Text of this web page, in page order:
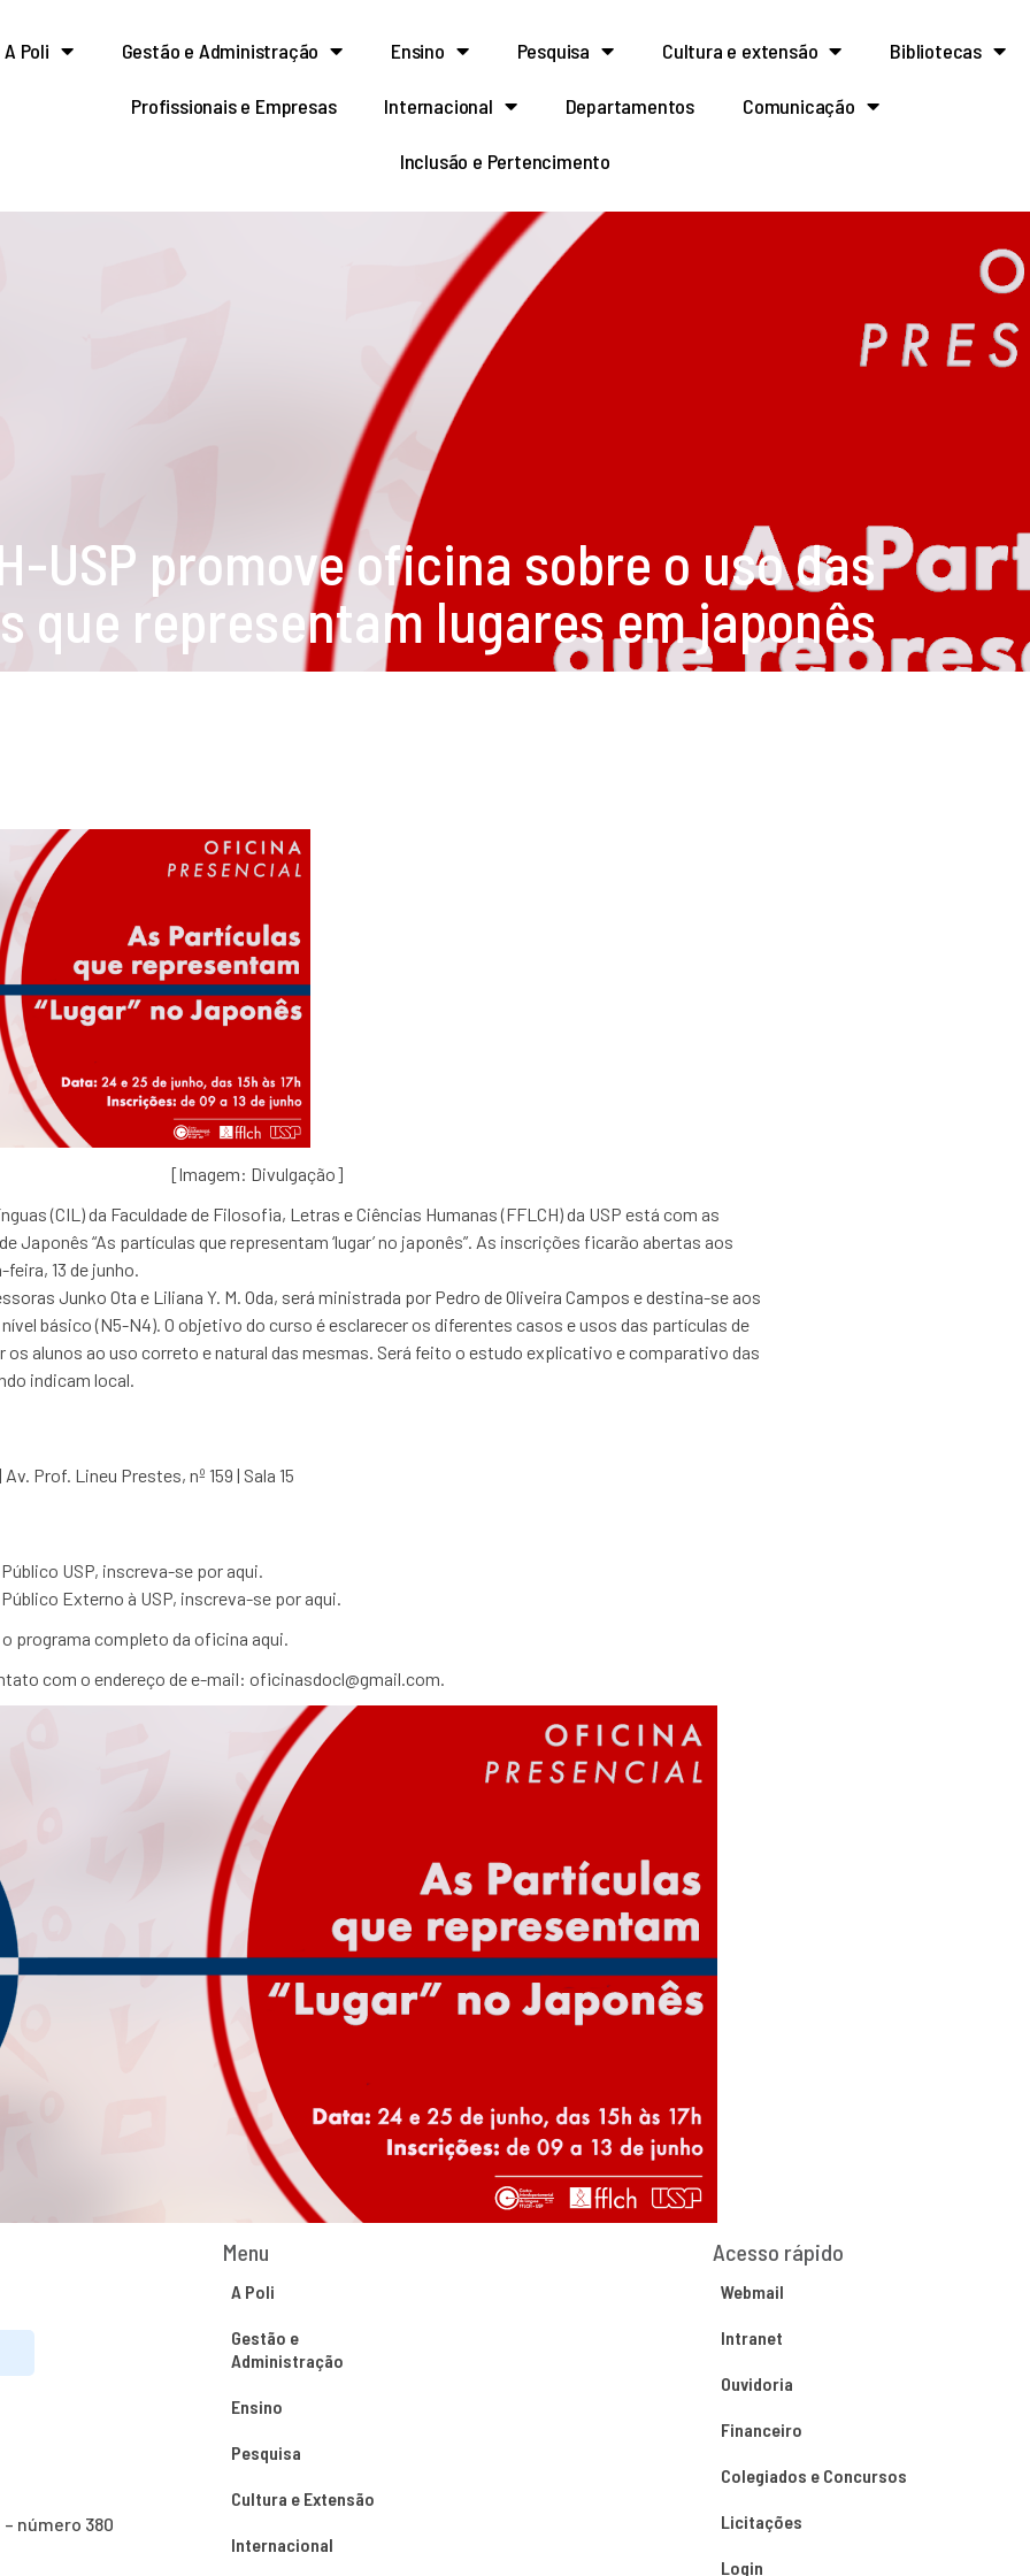
A Poli Gestão e Administração Ensino Pesquisa Cultura e extensão Bibliotecas
Profissionais e Empresas Internacional Departamentos Comunicação
Inclusão e Pertencimento
USP promove oficina sobre o uso das
que representam lugares em japonês
[Imagem: Divulgação]
(CIL) da Faculdade de Filosofia, Letras e Ciências Humanas (FFLCH) da USP está com as
Japonês “As partículas que representam ‘lugar’ no japonês”. As inscrições ficarão abertas aos
13 de junho.
Junko Ota e Liliana Y. M. Oda, será ministrada por Pedro de Oliveira Campos e destina-se aos
básico (N5-N4). O objetivo do curso é esclarecer os diferentes casos e usos das partículas de
os alunos ao uso correto e natural das mesmas. Será feito o estudo explicativo e comparativo das
indicam local.
Prof. Lineu Prestes, nº 159 | Sala 15
USP, inscreva-se por aqui.
Externo à USP, inscreva-se por aqui.
programa completo da oficina aqui.
com o endereço de e-mail: oficinasdocl@gmail.com.
número 380
Menu
A Poli
Gestão e
Administração
Ensino
Pesquisa
Cultura e Extensão
Internacional
Acesso rápido
Webmail
Intranet
Ouvidoria
Financeiro
Colegiados e Concursos
Licitações
Login